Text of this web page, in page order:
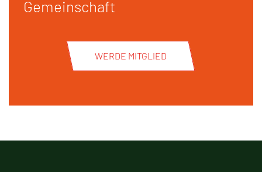
Gemeinschaft
WERDE MITGLIED